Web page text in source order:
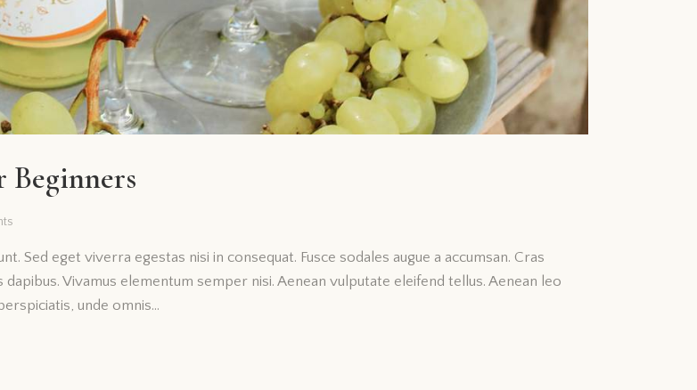
Beginners
Sed eget viverra egestas nisi in consequat. Fusce sodales augue a accumsan. Cras
Vivamus elementum semper nisi. Aenean vulputate eleifend tellus. Aenean leo
unde omnis…